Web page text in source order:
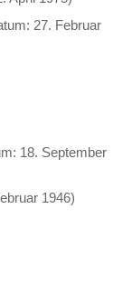
27. Februar
18. September
1946)